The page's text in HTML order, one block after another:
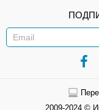
2009-2024 ©